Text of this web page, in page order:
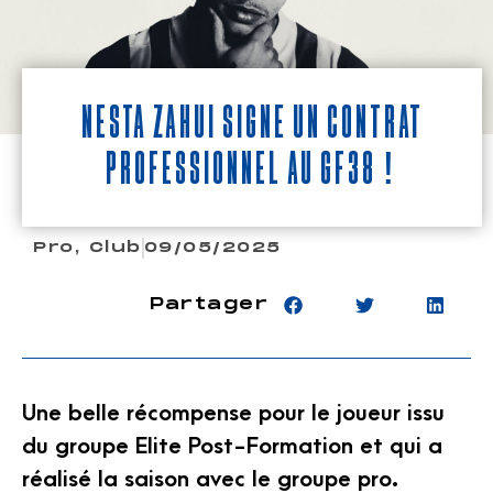
Nesta Zahui signe un contrat
professionnel au GF38 !
Pro, Club 09/05/2025
Partager
Une belle récompense pour le joueur issu
du groupe Elite Post-Formation et qui a
réalisé la saison avec le groupe pro.